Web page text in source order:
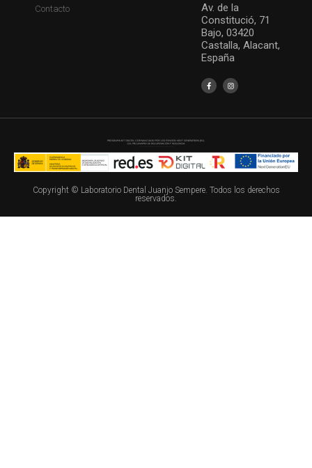
Contacto
Av. de la
Constitució, 71
Bajo, 03420
Castalla, Alacant,
España
Copyright © Laboratorio Dental Juanjo Sempere. Todos los derechos
reservados.